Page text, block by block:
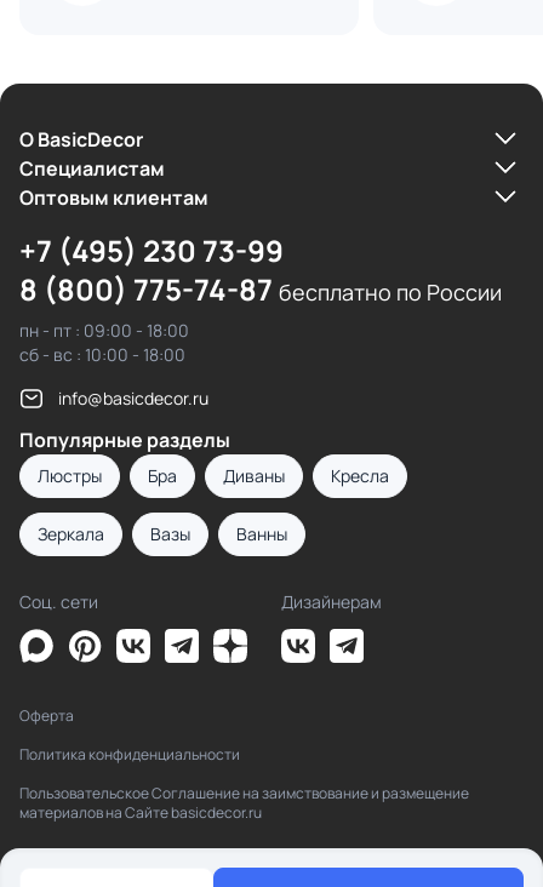
О BasicDecor
Cпециалистам
Оптовым клиентам
+7 (495) 230 73-99
8 (800) 775-74-87 бесплатно по России
пн - пт : 09:00 - 18:00
сб - вс : 10:00 - 18:00
info@basicdecor.ru
Популярные разделы
Люстры Бра Диваны Кресла
Зеркала Вазы Ванны
Соц. сети Дизайнерам
Оферта
Политика конфиденциальности
Пользовательское Соглашение на заимствование и размещение
материалов на Сайте basicdecor.ru